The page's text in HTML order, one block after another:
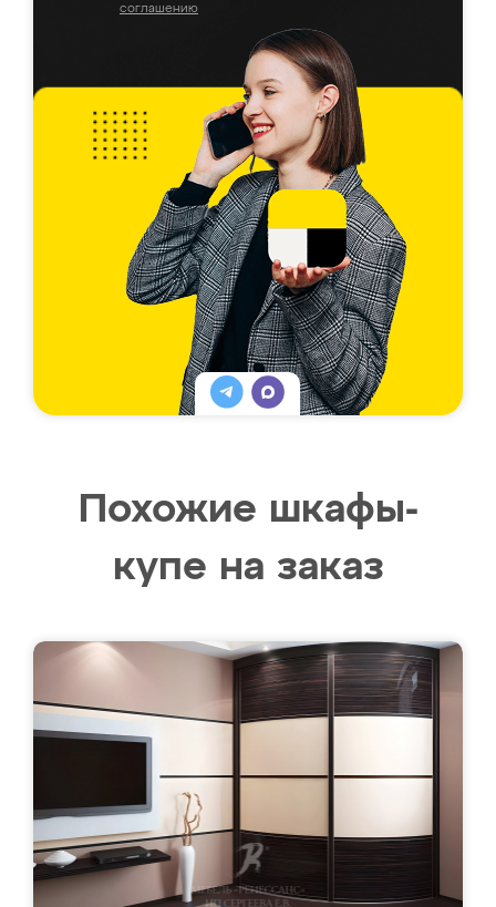
соглашению
Похожие шкафы-
купе на заказ